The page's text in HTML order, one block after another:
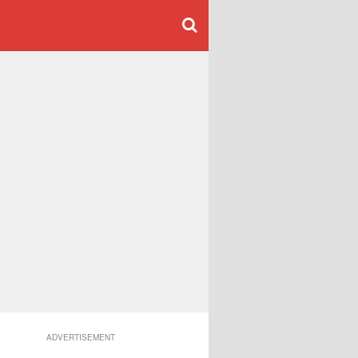
ADVERTISEMENT